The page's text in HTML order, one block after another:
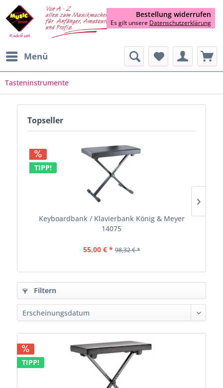
Menü
Tasteninstrumente
Topseller
TIPP!
Keyboardbank / Klavierbank König & Meyer
14075
55,00 € * 98,32 € *
Filtern
TIPP!
Bestellung widerrufen
Es gilt unsere Datenschutzerklärung